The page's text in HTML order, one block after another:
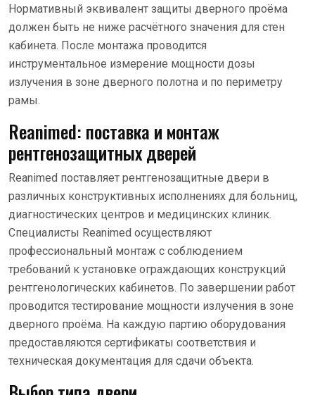
Нормативный эквивалент защиты дверного проёма
должен быть не ниже расчётного значения для стен
кабинета. После монтажа проводится
инструментальное измерение мощности дозы
излучения в зоне дверного полотна и по периметру
рамы.
Reanimed: поставка и монтаж
рентгенозащитных дверей
Reanimed поставляет рентгенозащитные двери в
различных конструктивных исполнениях для больниц,
диагностических центров и медицинских клиник.
Специалисты Reanimed осуществляют
профессиональный монтаж с соблюдением
требований к установке ограждающих конструкций
рентгенологических кабинетов. По завершении работ
проводится тестирование мощности излучения в зоне
дверного проёма. На каждую партию оборудования
предоставляются сертификаты соответствия и
техническая документация для сдачи объекта.